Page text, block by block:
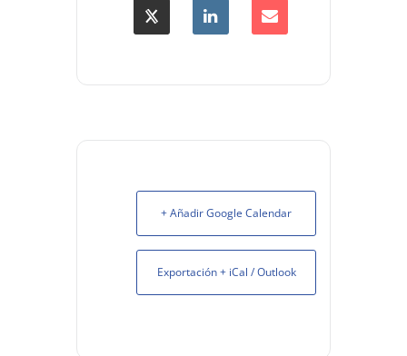
+ Añadir Google Calendar
Exportación + iCal / Outlook